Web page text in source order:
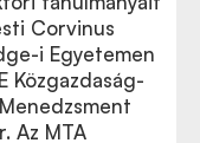
Corvinus
i Egyetemen
Közgazdaság-
Az MTA